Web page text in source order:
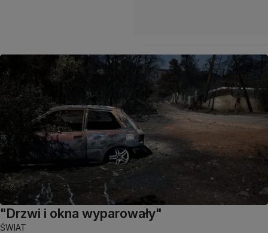
"Drzwi i okna wyparowały"
ŚWIAT